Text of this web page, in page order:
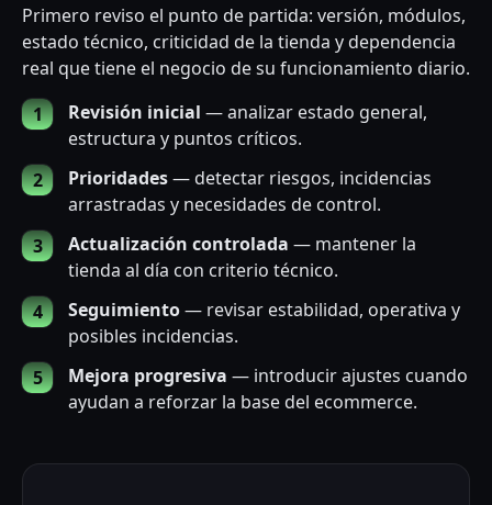
Primero reviso el punto de partida: versión, módulos,
estado técnico, criticidad de la tienda y dependencia
real que tiene el negocio de su funcionamiento diario.
Revisión inicial — analizar estado general,
estructura y puntos críticos.
Prioridades— detectar riesgos, incidencias
arrastradas y necesidades de control.
Actualización controlada — mantener la
tienda al día con criterio técnico.
Seguimiento— revisar estabilidad, operativa y
posibles incidencias.
Mejora progresiva — introducir ajustes cuando
ayudan a reforzar la base del ecommerce.